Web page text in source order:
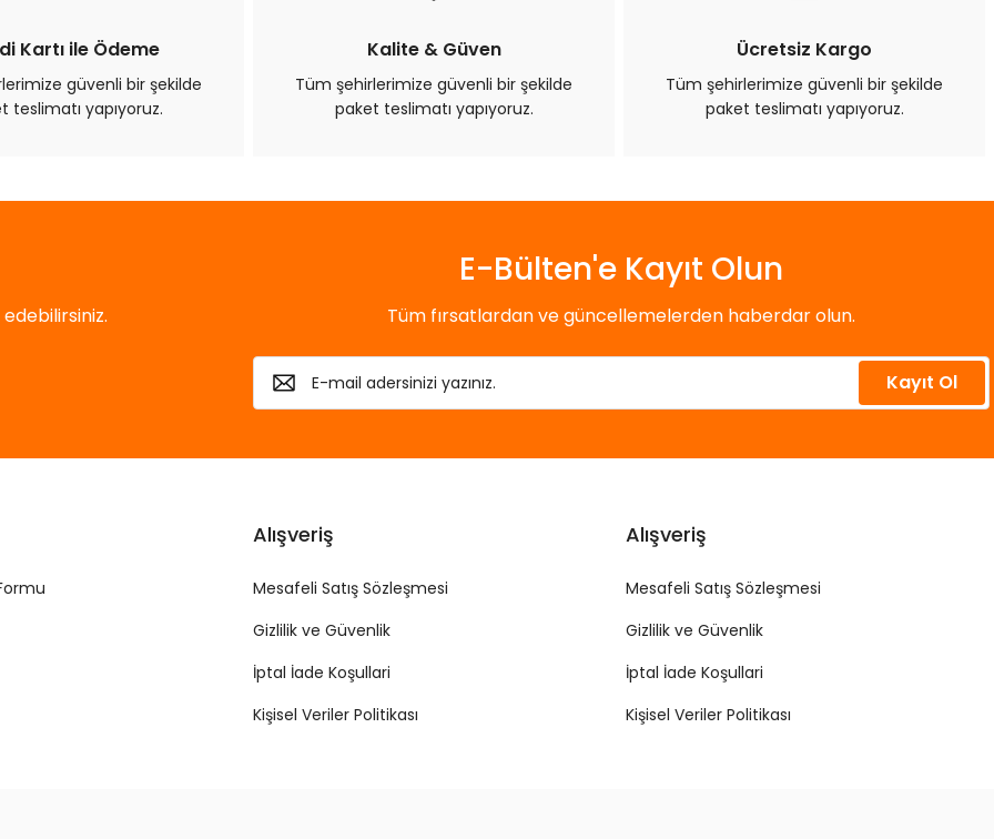
Kartı ile Ödeme
güvenli bir şekilde
teslimatı yapıyoruz.
Kalite & Güven
Tüm şehirlerimize güvenli bir şekilde
paket teslimatı yapıyoruz.
Ücretsiz Kargo
Tüm şehirlerimize güvenli bir şekilde
paket teslimatı yapıyoruz.
E-Bülten'e Kayıt Olun
Tüm fırsatlardan ve güncellemelerden haberdar olun.
Kayıt Ol
Alışveriş
Mesafeli Satış Sözleşmesi
Gizlilik ve Güvenlik
İptal İade Koşullari
Kişisel Veriler Politikası
Alışveriş
Mesafeli Satış Sözleşmesi
Gizlilik ve Güvenlik
İptal İade Koşullari
Kişisel Veriler Politikası